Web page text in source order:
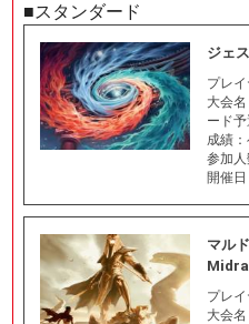
■スタンダード
ジェ
プレイ
大会名
ード
成績：
参加人
開催日
マル
プレイ
大会名